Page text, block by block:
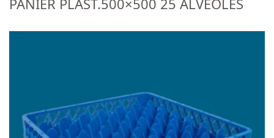
PANIER PLAST.500×500 25 ALVEOLES